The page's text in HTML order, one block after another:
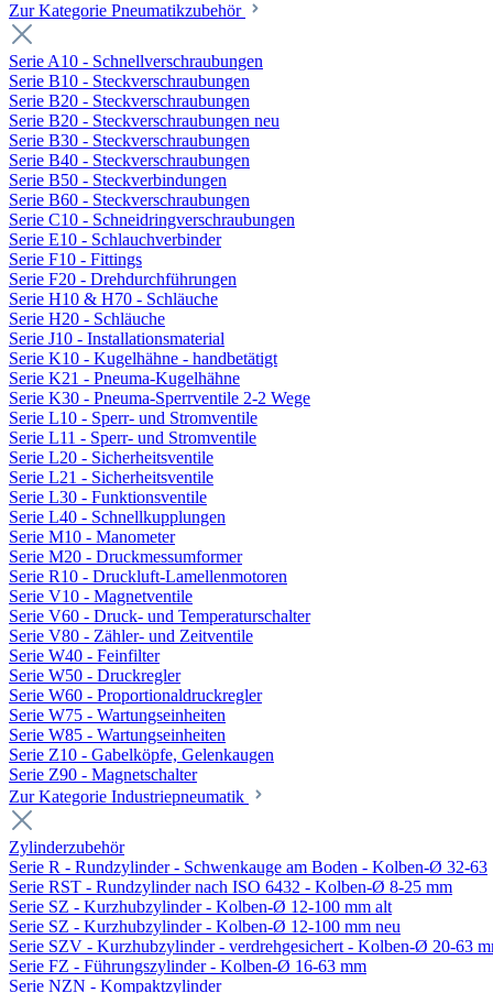
Zur Kategorie Pneumatikzubehör
Serie A10 - Schnellverschraubungen
Serie B10 - Steckverschraubungen
Serie B20 - Steckverschraubungen
Serie B20 - Steckverschraubungen neu
Serie B30 - Steckverschraubungen
Serie B40 - Steckverschraubungen
Serie B50 - Steckverbindungen
Serie B60 - Steckverschraubungen
Serie C10 - Schneidringverschraubungen
Serie E10 - Schlauchverbinder
Serie F10 - Fittings
Serie F20 - Drehdurchführungen
Serie H10 & H70 - Schläuche
Serie H20 - Schläuche
Serie J10 - Installationsmaterial
Serie K10 - Kugelhähne - handbetätigt
Serie K21 - Pneuma-Kugelhähne
Serie K30 - Pneuma-Sperrventile 2-2 Wege
Serie L10 - Sperr- und Stromventile
Serie L11 - Sperr- und Stromventile
Serie L20 - Sicherheitsventile
Serie L21 - Sicherheitsventile
Serie L30 - Funktionsventile
Serie L40 - Schnellkupplungen
Serie M10 - Manometer
Serie M20 - Druckmessumformer
Serie R10 - Druckluft-Lamellenmotoren
Serie V10 - Magnetventile
Serie V60 - Druck- und Temperaturschalter
Serie V80 - Zähler- und Zeitventile
Serie W40 - Feinfilter
Serie W50 - Druckregler
Serie W60 - Proportionaldruckregler
Serie W75 - Wartungseinheiten
Serie W85 - Wartungseinheiten
Serie Z10 - Gabelköpfe, Gelenkaugen
Serie Z90 - Magnetschalter
Zur Kategorie Industriepneumatik
Zylinderzubehör
Serie R - Rundzylinder - Schwenkauge am Boden - Kolben-Ø 32-63
Serie RST - Rundzylinder nach ISO 6432 - Kolben-Ø 8-25 mm
Serie SZ - Kurzhubzylinder - Kolben-Ø 12-100 mm alt
Serie SZ - Kurzhubzylinder - Kolben-Ø 12-100 mm neu
Serie SZV - Kurzhubzylinder - verdrehgesichert - Kolben-Ø 20-63
Serie FZ - Führungszylinder - Kolben-Ø 16-63 mm
Serie NZN - Kompaktzylinder